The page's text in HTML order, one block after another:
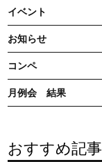
イベント
お知らせ
コンペ
月例会 結果
おすすめ記事